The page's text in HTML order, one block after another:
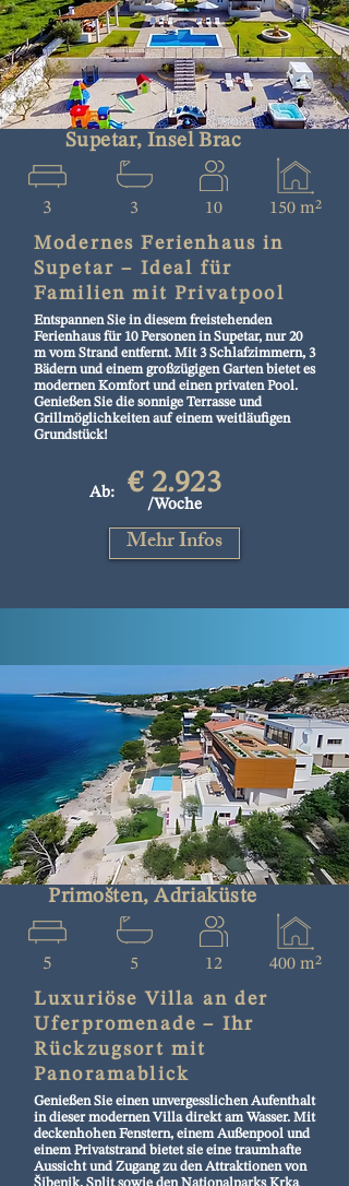
Supetar, Insel Brac
3 3 10 150 m²
Modernes Ferienhaus in
Supetar – Ideal für
Familien mit Privatpool
Entspannen Sie in diesem freistehenden
Ferienhaus für 10 Personen in Supetar, nur 20
m vom Strand entfernt. Mit 3 Schlafzimmern, 3
Bädern und einem großzügigen Garten bietet es
modernen Komfort und einen privaten Pool.
Genießen Sie die sonnige Terrasse und
Grillmöglichkeiten auf einem weitläufigen
Grundstück!
Ab: € 2.923
/Woche
Mehr Infos
Primošten, Adriaküste
5 5 12 400 m²
Luxuriöse Villa an der
Uferpromenade – Ihr
Rückzugsort mit
Panoramablick
Genießen Sie einen unvergesslichen Aufenthalt
in dieser modernen Villa direkt am Wasser. Mit
deckenhohen Fenstern, einem Außenpool und
einem Privatstrand bietet sie eine traumhafte
Aussicht und Zugang zu den Attraktionen von
Šibenik, Split sowie den Nationalparks Krka